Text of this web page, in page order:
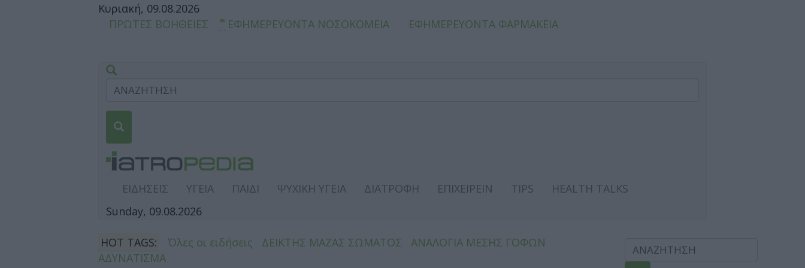
Κυριακή, 09.08.2026
ΠΡΩΤΕΣ ΒΟΗΘΕΙΕΣ
ΕΦΗΜΕΡΕΥΟΝΤΑ ΝΟΣΟΚΟΜΕΙΑ ΕΦΗΜΕΡΕΥΟΝΤΑ ΦΑΡΜΑΚΕΙΑ
ΕΙΔΗΣΕΙΣ ΥΓΕΙΑ ΠΑΙΔΙ ΨΥΧΙΚΗ ΥΓΕΙΑ ΔΙΑΤΡΟΦΗ ΕΠΙΧΕΙΡΕΙΝ TIPS
HEALTH TALKS
Sunday, 09.08.2026
HOT TAGS: Όλες οι ειδήσεις ΔΕΙΚΤΗΣ ΜΑΖΑΣ ΣΩΜΑΤΟΣ
ΑΝΑΛΟΓΙΑ ΜΕΣΗΣ ΓΟΦΩΝ
ΑΔΥΝΑΤΙΣΜΑ